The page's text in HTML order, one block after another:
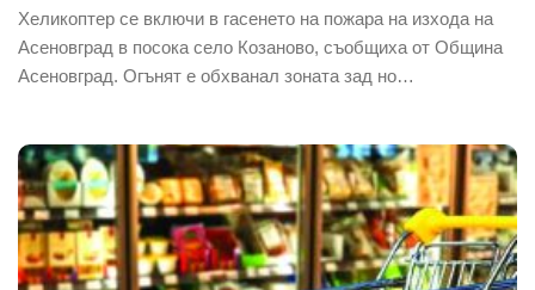
Хеликоптер се включи в гасенето на пожара на изхода на
Асеновград в посока село Козаново, съобщиха от Община
Асеновград. Огънят е обхванал зоната зад но…